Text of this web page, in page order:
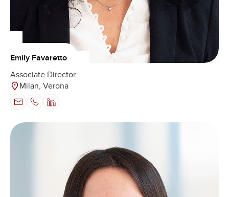
Emily Favaretto
Associate Director
Milan, Verona